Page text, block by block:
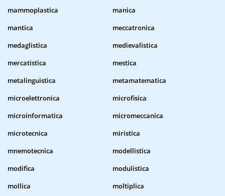
mammoplastica
manica
mantica
meccatronica
medaglistica
medievalistica
mercatistica
mestica
metalinguistica
metamatematica
microelettronica
microfisica
microinformatica
micromeccanica
microtecnica
miristica
mnemotecnica
modellistica
modifica
modulistica
mollica
moltiplica